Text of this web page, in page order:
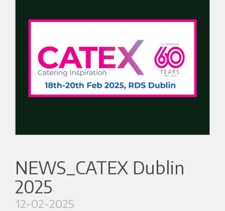
NEWS_CATEX Dublin
2025
12-02-2025